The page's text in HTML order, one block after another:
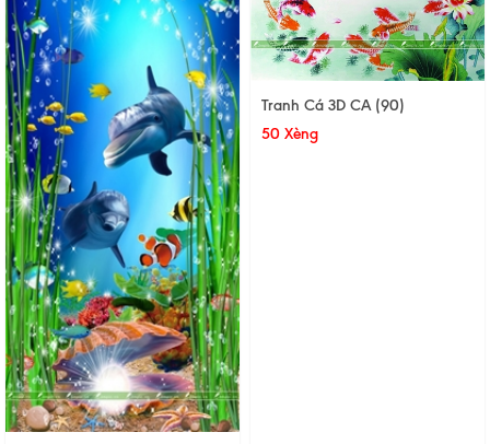
Tranh Cá 3D CA (90)
50 Xèng